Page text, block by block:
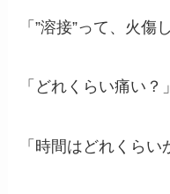
「”溶接”って、火傷
「どれくらい痛い？」
「時間はどれくらい